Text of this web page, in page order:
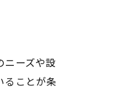
ニーズや設
ることが条